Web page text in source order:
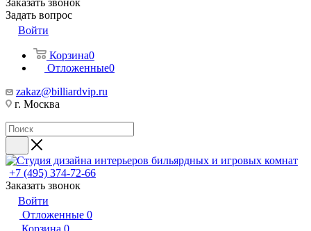
Заказать звонок
Задать вопрос
Войти
Корзина0
Отложенные0
zakaz@billiardvip.ru
г. Москва
+7 (495) 374-72-66
Заказать звонок
Войти
Отложенные 0
Корзина 0